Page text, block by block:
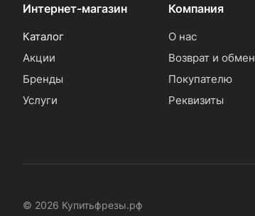
Интернет-магазин
Каталог
Акции
Бренды
Услуги
Компания
О нас
Возврат и обмен
Покупателю
Реквизиты
© 2026 Купитьфрезы.рф